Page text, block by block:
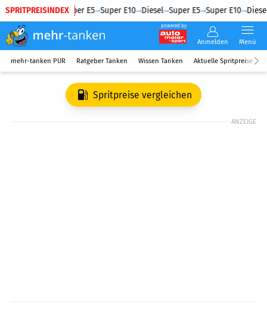
SPRITPREISINDEX
Diesel Super E5 Super E10 Diesel Super E5 Super E10 Diesel
powered by
Anmelden Menü
mehr-tanken PUR Ratgeber Tanken Wissen Tanken Aktuelle Spritpreise
Spritpreise vergleichen
ANZEIGE